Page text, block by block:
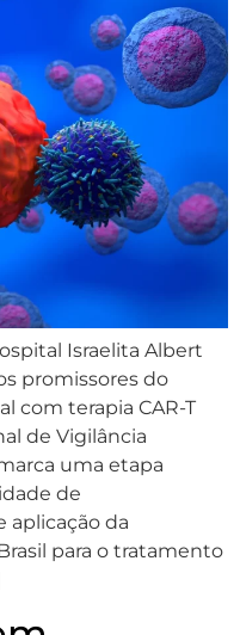
Israelita Albert
promissores do
com terapia CAR-T
de Vigilância
uma etapa
de
aplicação da
para o tratamento